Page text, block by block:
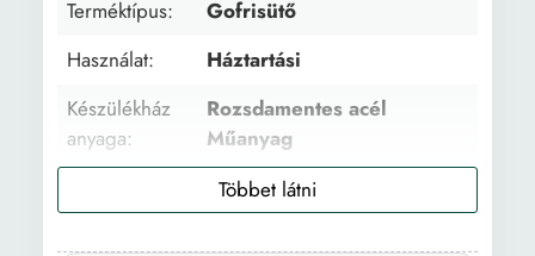
Terméktípus:
Gofrisütő
Használat:
Háztartási
Készülékház
anyaga:
Rozsdamentes acél
Műanyag
Kerámia